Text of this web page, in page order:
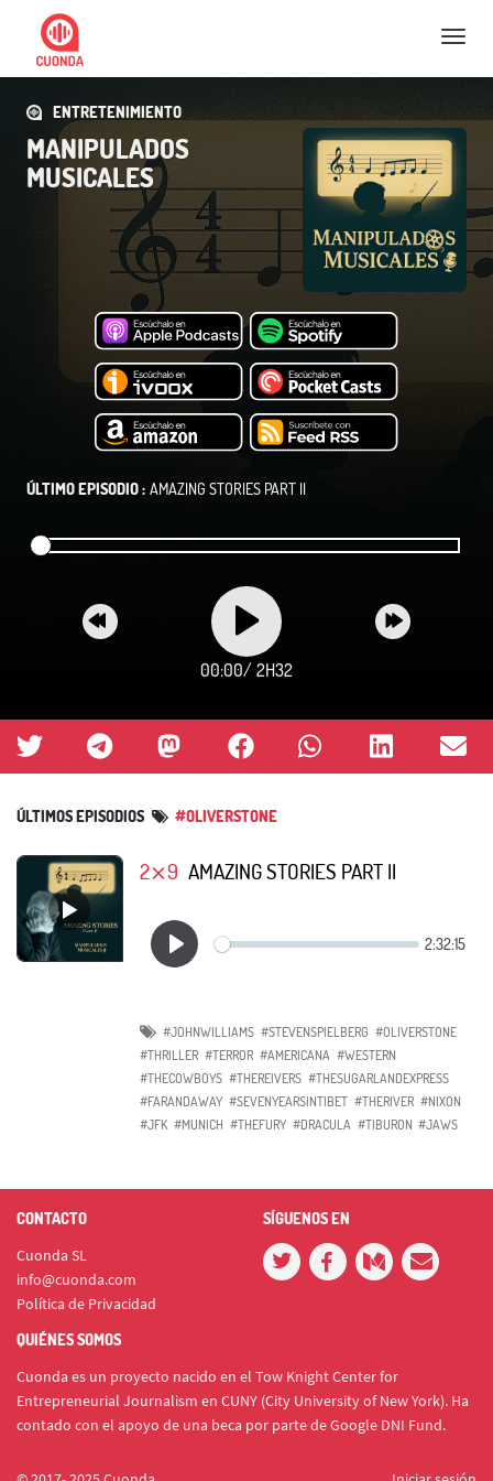
Nav
ENTRETENIMIENTO
MANIPULADOS
MUSICALES
ÚLTIMO EPISODIO : AMAZING STORIES PART II
00:00/ 2H32
ÚLTIMOS EPISODIOS #OLIVERSTONE
2⨯9 AMAZING STORIES PART II
#JOHNWILLIAMS #STEVENSPIELBERG #OLIVERSTONE
#THRILLER #TERROR #AMERICANA #WESTERN
#THECOWBOYS #THEREIVERS #THESUGARLANDEXPRESS
#FARANDAWAY #SEVENYEARSINTIBET #THERIVER #NIXON
#JFK #MUNICH #THEFURY #DRACULA #TIBURON #JAWS
CONTACTO
Cuonda SL
info@cuonda.com
Política de Privacidad
SÍGUENOS EN
QUIÉNES SOMOS
Cuonda es un proyecto nacido en el Tow Knight Center for
Entrepreneurial Journalism en CUNY (City University of New York). Ha
contado con el apoyo de una beca por parte de Google DNI Fund.